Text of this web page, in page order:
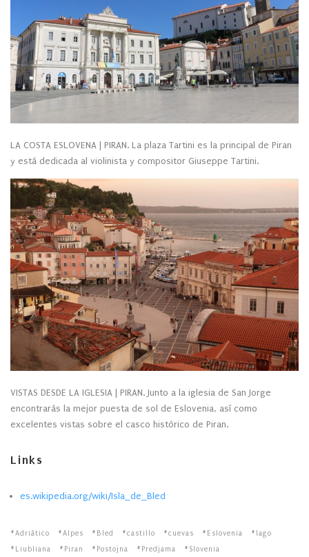
LA COSTA ESLOVENA | PIRAN. La plaza Tartini es la principal de Piran
y está dedicada al violinista y compositor Giuseppe Tartini.
VISTAS DESDE LA IGLESIA | PIRAN. Junto a la iglesia de San Jorge
encontrarás la mejor puesta de sol de Eslovenia, así como
excelentes vistas sobre el casco histórico de Piran.
Links
es.wikipedia.org/wiki/Isla_de_Bled
Adriático Alpes Bled castillo cuevas Eslovenia
lago
Liubliana
Piran Postojna Predjama Slovenia